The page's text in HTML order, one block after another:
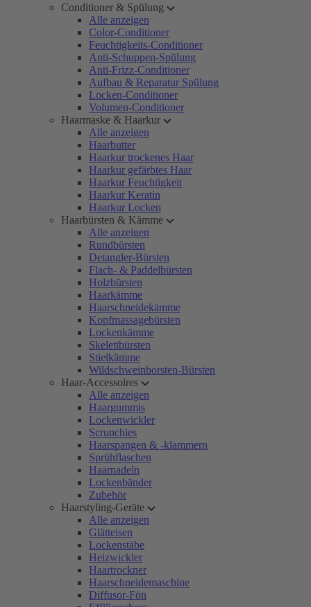
Conditioner & Spülung
Alle anzeigen
Color-Conditioner
Feuchtigkeits-Conditioner
Anti-Schuppen-Spülung
Anti-Frizz-Conditioner
Aufbau & Reparatur Spülung
Locken-Conditioner
Volumen-Conditioner
Haarmaske & Haarkur
Alle anzeigen
Haarbutter
Haarkur trockenes Haar
Haarkur gefärbtes Haar
Haarkur Feuchtigkeit
Haarkur Keratin
Haarkur Locken
Haarbürsten & Kämme
Alle anzeigen
Rundbürsten
Detangler-Bürsten
Flach- & Paddelbürsten
Holzbürsten
Haarkämme
Haarschneidekämme
Kopfmassagebürsten
Lockenkämme
Skelettbürsten
Stielkämme
Wildschweinborsten-Bürsten
Haar-Accessoires
Alle anzeigen
Haargummis
Lockenwickler
Scrunchies
Haarspangen & -klammern
Sprühflaschen
Haarnadeln
Lockenbänder
Zubehör
Haarstyling-Geräte
Alle anzeigen
Glätteisen
Lockenstäbe
Heizwickler
Haartrockner
Haarschneidemaschine
Diffusor-Fön